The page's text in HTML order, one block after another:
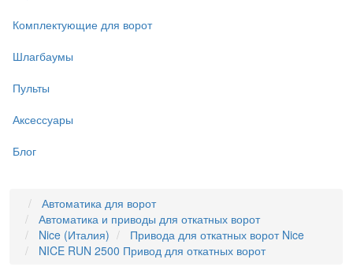
Комплектующие для ворот
Шлагбаумы
Пульты
Аксессуары
Блог
Автоматика для ворот
Автоматика и приводы для откатных ворот
Nice (Италия)
Привода для откатных ворот Nice
NICE RUN 2500 Привод для откатных ворот